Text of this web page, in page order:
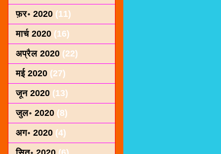
फ़र॰ 2020 (11)
मार्च 2020 (16)
अप्रैल 2020 (22)
मई 2020 (27)
जून 2020 (13)
जुल॰ 2020 (8)
अग॰ 2020 (4)